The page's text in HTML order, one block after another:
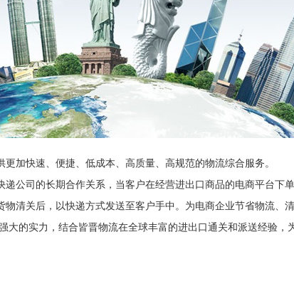
加快速、便捷、低成本、高质量、高规范的物流综合服务。
公司的长期合作关系，当客户在经营进出口商品的电商平台下
清关后，以快递方式发送至客户手中。为电商企业节省物流、
的实力，结合皆晋物流在全球丰富的进出口通关和派送经验，